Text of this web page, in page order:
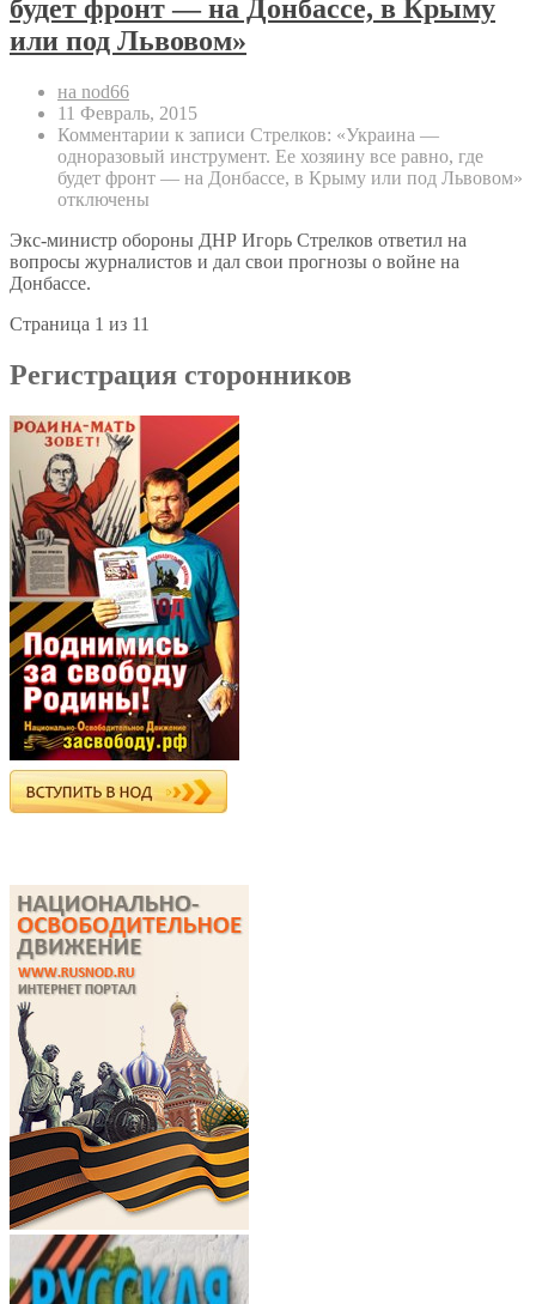
будет фронт — на Донбассе, в Крыму
или под Львовом»
на nod66
11 Февраль, 2015
Комментарии к записи Стрелков: «Украина —
одноразовый инструмент. Ее хозяину все равно, где
будет фронт — на Донбассе, в Крыму или под Львовом»
отключены
Экс-министр обороны ДНР Игорь Стрелков ответил на
вопросы журналистов и дал свои прогнозы о войне на
Донбассе.
Страница 1 из 11
Регистрация сторонников